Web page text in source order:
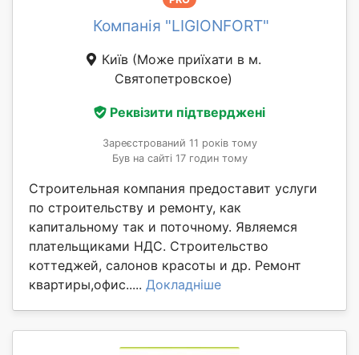
Компанія "LIGIONFORT"
Київ (Може приїхати в м.
Святопетровское)
Реквізити підтверджені
Зареєстрований 11 років тому
Був на сайті 17 годин тому
Строительная компания предоставит услуги
по строительству и ремонту, как
капитальному так и поточному. Являемся
плательщиками НДС. Строительство
коттеджей, салонов красоты и др. Ремонт
квартиры,офис..... Докладніше